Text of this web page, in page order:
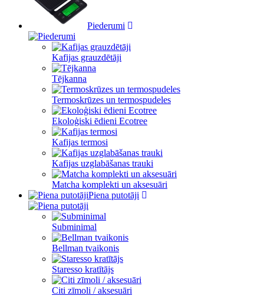
Piederumi
Kafijas grauzdētāji
Tējkanna
Termoskrūzes un termospudeles
Ekoloģiski ēdieni Ecotree
Kafijas termosi
Kafijas uzglabāšanas trauki
Matcha komplekti un aksesuāri
Piena putotāji
Subminimal
Bellman tvaikonis
Staresso kratītājs
Citi zīmoli / aksesuāri